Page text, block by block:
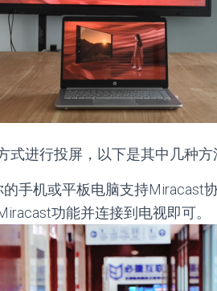
式进行投屏，以下是其中几种方
手机或平板电脑支持Miracast
功能并连接到电视即可。